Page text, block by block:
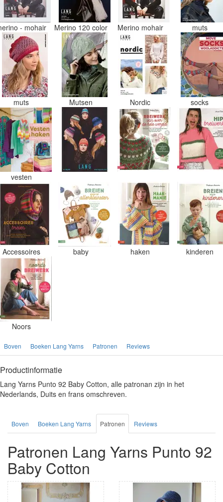
- mohair Merino 120 color Merino mohair muts
muts Mutsen Nordic socks
vesten
Accessoires baby haken kinderen
Noors
Boven Boeken Lang Yarns Patronen Reviews
Productinformatie
Lang Yarns Punto 92 Baby Cotton, alle patronan zijn in het
Nederlands, Duits en frans omschreven.
Boven Boeken Lang Yarns Patronen Reviews
Patronen Lang Yarns Punto 92
Baby Cotton